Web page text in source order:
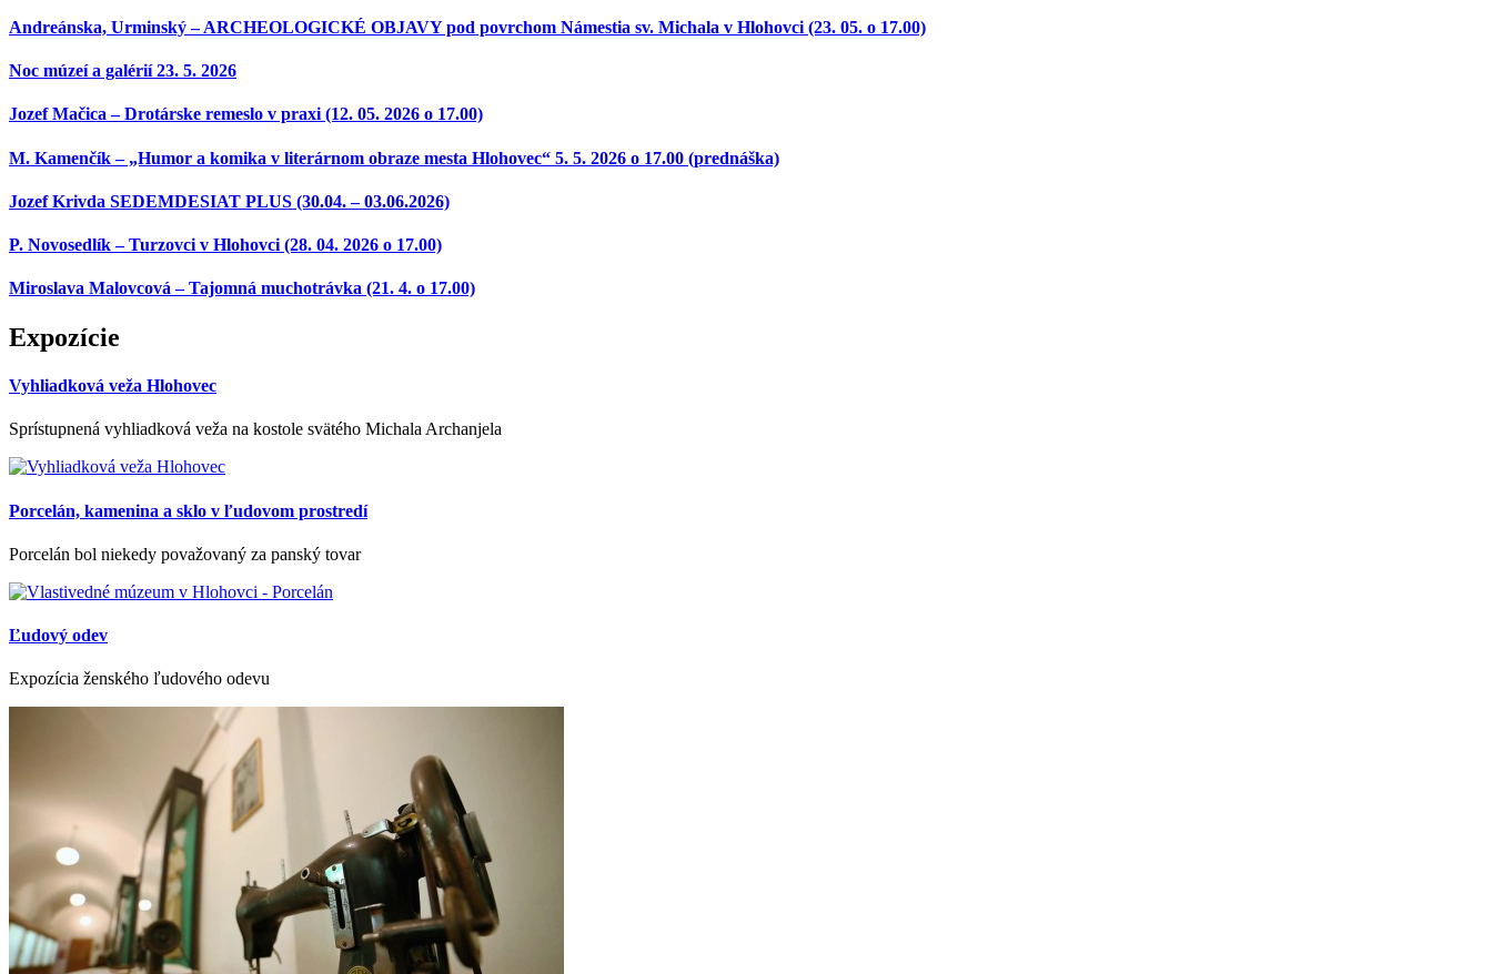
Andreánska, Urminský – ARCHEOLOGICKÉ OBJAVY pod povrchom Námestia sv. Michala v Hlohovci (23. 05. o 17.00)
Noc múzeí a galérií 23. 5. 2026
Jozef Mačica – Drotárske remeslo v praxi (12. 05. 2026 o 17.00)
M. Kamenčík – „Humor a komika v literárnom obraze mesta Hlohovec“ 5. 5. 2026 o 17.00 (prednáška)
Jozef Krivda SEDEMDESIAT PLUS (30.04. – 03.06.2026)
P. Novosedlík – Turzovci v Hlohovci (28. 04. 2026 o 17.00)
Miroslava Malovcová – Tajomná muchotrávka (21. 4. o 17.00)
Expozície
Vyhliadková veža Hlohovec
Sprístupnená vyhliadková veža na kostole svätého Michala Archanjela
Porcelán, kamenina a sklo v ľudovom prostredí
Porcelán bol niekedy považovaný za panský tovar
Ľudový odev
Expozícia ženského ľudového odevu